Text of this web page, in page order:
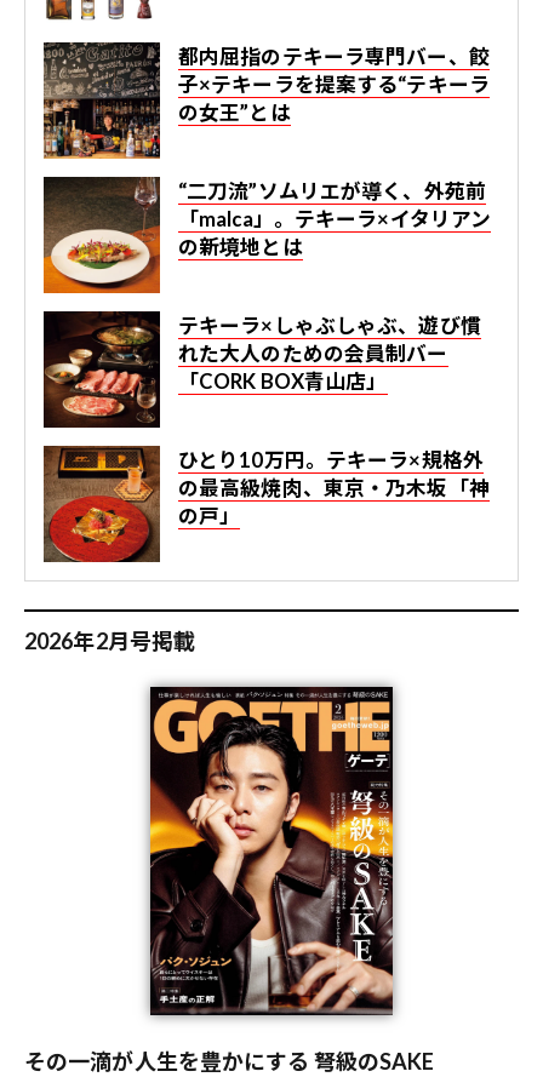
都内屈指のテキーラ専門バー、餃
子×テキーラを提案する“テキーラ
の女王”とは
“二刀流”ソムリエが導く、外苑前
「malca」。テキーラ×イタリアン
の新境地とは
テキーラ×しゃぶしゃぶ、遊び慣
れた大人のための会員制バー
「CORK BOX青山店」
ひとり10万円。テキーラ×規格外
の最高級焼肉、東京・乃木坂「神
の戸」
2026年2月号掲載
その一滴が人生を豊かにする 弩級のSAKE